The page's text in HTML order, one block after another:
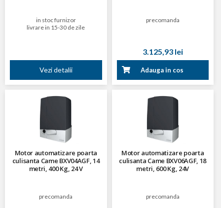
in stoc furnizor
livrare in 15-30 de zile
Vezi detalii
precomanda
3.125,93 lei
Adauga in cos
Motor automatizare poarta
culisanta Came BXV04AGF, 14
metri, 400 Kg, 24 V
precomanda
Motor automatizare poarta
culisanta Came BXV06AGF, 18
metri, 600 Kg, 24V
precomanda